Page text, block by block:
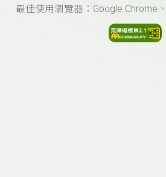
最佳使用瀏覽器：Google Chrome